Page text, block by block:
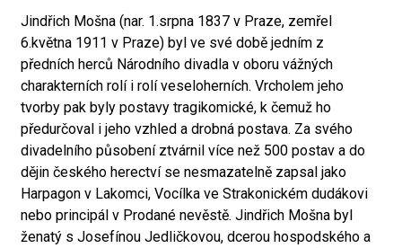
Jindřich Mošna (nar. 1.srpna 1837 v Praze, zemřel
6.května 1911 v Praze) byl ve své době jedním z
předních herců Národního divadla v oboru vážných
charakterních rolí i rolí veseloherních. Vrcholem jeho
tvorby pak byly postavy tragikomické, k čemuž ho
předurčoval i jeho vzhled a drobná postava. Za svého
divadelního působení ztvárnil více než 500 postav a do
dějin českého herectví se nesmazatelně zapsal jako
Harpagon v Lakomci, Vocílka ve Strakonickém dudákovi
nebo principál v Prodané nevěstě. Jindřich Mošna byl
ženatý s Josefínou Jedličkovou, dcerou hospodského a